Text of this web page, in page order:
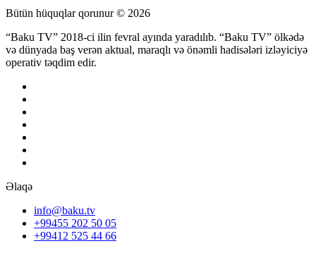
Bütün hüquqlar qorunur © 2026
“Baku TV” 2018-ci ilin fevral ayında yaradılıb. “Baku TV” ölkədə
və dünyada baş verən aktual, maraqlı və önəmli hadisələri izləyiciyə
operativ təqdim edir.
Əlaqə
info@baku.tv
+99455 202 50 05
+99412 525 44 66